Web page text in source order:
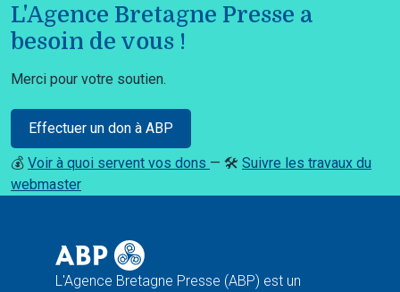
L'Agence Bretagne Presse a
besoin de vous !
Merci pour votre soutien.
Effectuer un don à ABP
💰 Voir à quoi servent vos dons — 🛠️ Suivre les travaux du
webmaster
L'Agence Bretagne Presse (ABP) est un